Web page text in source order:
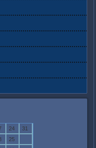
24
31
25